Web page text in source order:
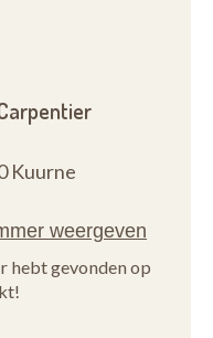
Kuurne
hebt gevonden op